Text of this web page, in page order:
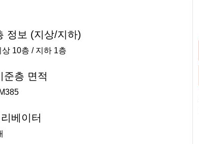
정보 (지상/지하)
상 10층 / 지하 1층
준층 면적
베이터